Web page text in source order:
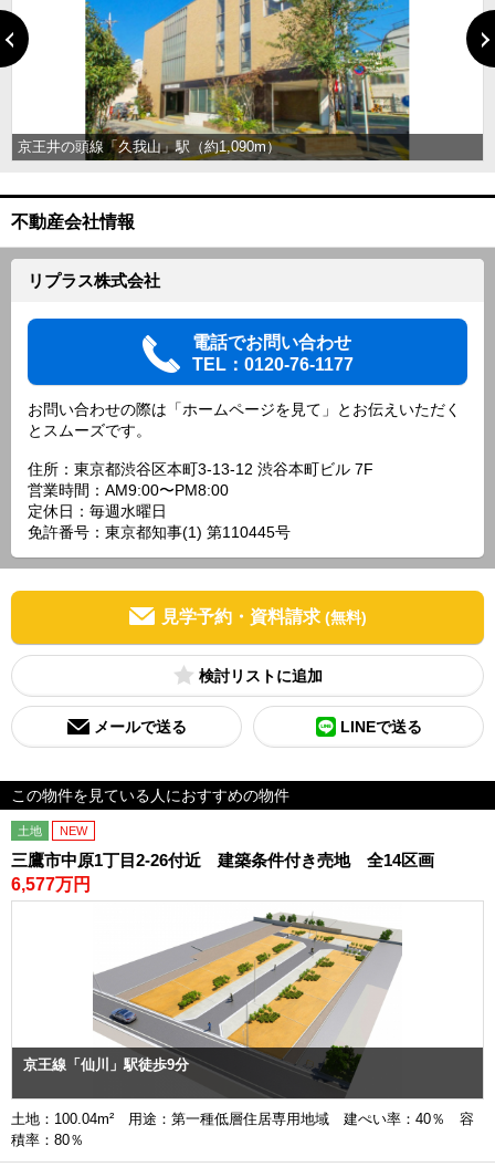
京王井の頭線「久我山」駅（約1,090m）
不動産会社情報
リプラス株式会社
電話でお問い合わせ
TEL：0120-76-1177
お問い合わせの際は「ホームページを見て」とお伝えいただく
とスムーズです。
住所：東京都渋谷区本町3-13-12 渋谷本町ビル 7F
営業時間：AM9:00〜PM8:00
定休日：毎週水曜日
免許番号：東京都知事(1) 第110445号
見学予約・資料請求 (無料)
検討リスト
メールで送る LINEで送る
この物件を見ている人におすすめの物件
土地 NEW
三鷹市中原1丁目2-26付近 建築条件付き売地 全14区画
6,577万円
京王線「仙川」駅徒歩9分
土地：100.04m² 用途：第一種低層住居専用地域 建ぺい率：40％ 容
積率：80％